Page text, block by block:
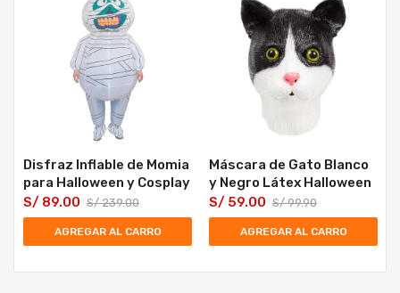
Disfraz Inflable de Momia
para Halloween y Cosplay
S/239.00
S/ 89.00
AGREGAR AL CARRO
Máscara de Gato Blanco
y Negro Látex Halloween
S/99.90
S/ 59.00
AGREGAR AL CARRO